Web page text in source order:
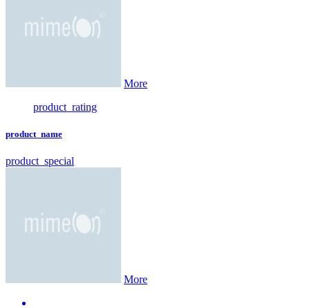
More
product_rating
product_name
product_special
More